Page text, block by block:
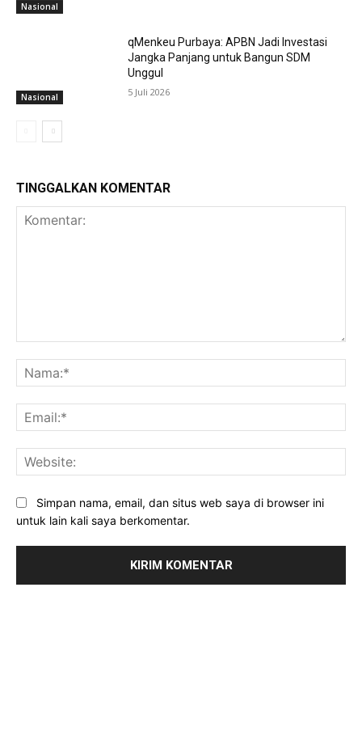
Nasional
Nasional
qMenkeu Purbaya: APBN Jadi Investasi
Jangka Panjang untuk Bangun SDM
Unggul
5 Juli 2026
TINGGALKAN KOMENTAR
Simpan nama, email, dan situs web saya di browser ini
untuk lain kali saya berkomentar.